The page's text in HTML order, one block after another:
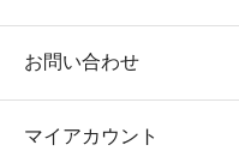
お問い合わせ
マイアカウント